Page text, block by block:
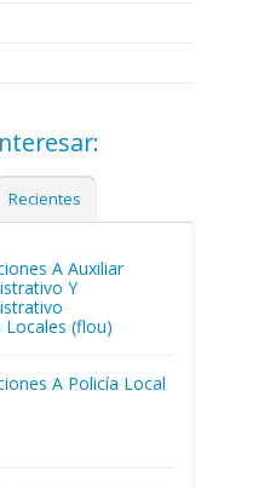
Recientes
A Auxiliar
Y
(flou)
A Policía Local